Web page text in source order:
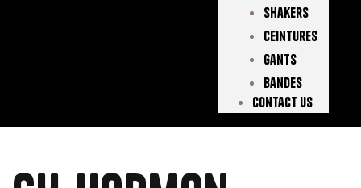
Shakers
Ceintures
Gants
Bandes
Contact Us